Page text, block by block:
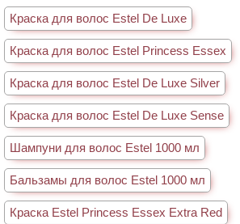
Краска для волос Estel De Luxe
Краска для волос Estel Princess Essex
Краска для волос Estel De Luxe Silver
Краска для волос Estel De Luxe Sense
Шампуни для волос Estel 1000 мл
Бальзамы для волос Estel 1000 мл
Краска Estel Princess Essex Extra Red